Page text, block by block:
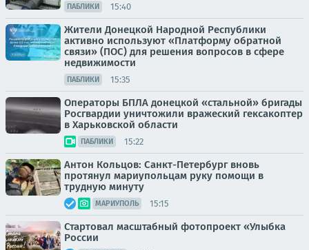
ПАБЛИКИ 15:40
Жители Донецкой Народной Республики
активно используют «Платформу обратной
связи» (ПОС) для решения вопросов в сфере
недвижимости
ПАБЛИКИ 15:35
Операторы БПЛА донецкой «стальной» бригады
Росгвардии уничтожили вражеский гексакоптер
в Харьковской области
ПАБЛИКИ 15:22
Антон Кольцов: Санкт-Петербург вновь
протянул мариупольцам руку помощи в
трудную минуту
МАРИУПОЛЬ 15:15
Стартовал масштабный фотопроект «Улыбка
России